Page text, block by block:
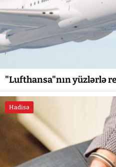
"Lufthansa"nın yüzlərlə
Hadisə